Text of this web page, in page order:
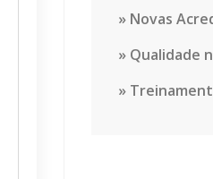
Novas
Qualidade